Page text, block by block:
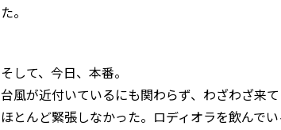
た。
そして、今日、本番。
台風が近付いているにも関わらず、わざわざ来
ほとんど緊張しなかった。ロディオラを飲んで